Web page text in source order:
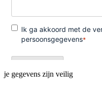
je gegevens zijn veilig